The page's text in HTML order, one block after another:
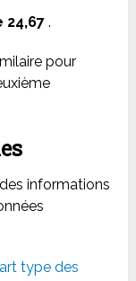
24,67 .
pour
informations
type des